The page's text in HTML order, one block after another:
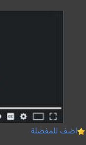
اضف للمفضلة